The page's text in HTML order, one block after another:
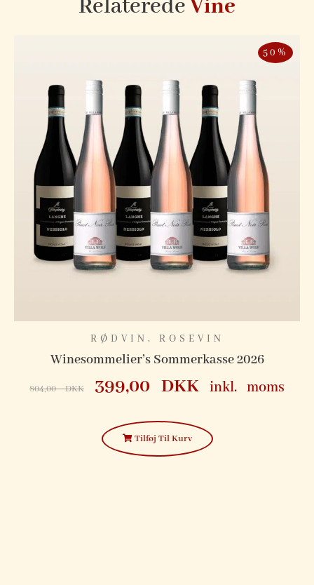
Relaterede Vine
50%
RØDVIN , ROSEVIN
Winesommelier’s Sommerkasse 2026
804,00DKK 399,00 DKK inkl. moms
Tilføj Til Kurv